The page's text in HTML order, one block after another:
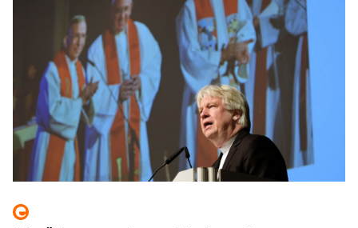
Die Ökumene braucht einen langen
Atem